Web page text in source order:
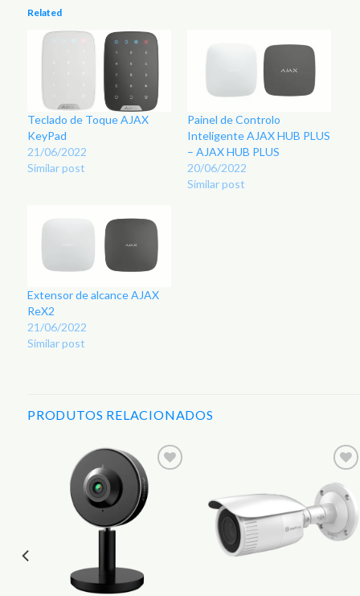
Related
Teclado de Toque AJAX
KeyPad
21/06/2022
Similar post
Painel de Controlo
Inteligente AJAX HUB PLUS
– AJAX HUB PLUS
20/06/2022
Similar post
Extensor de alcance AJAX
ReX2
21/06/2022
Similar post
PRODUTOS RELACIONADOS